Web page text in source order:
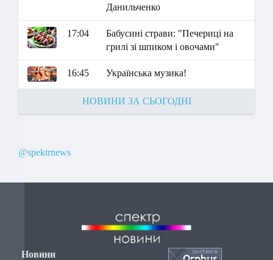
Данильченко
17:04
Бабусині страви: "Печериці на
грилі зі шпиком і овочами"
16:45 Українська музика!
НОВИНИ ЗА СЬОГОДНІ
@spektrnews
Новини